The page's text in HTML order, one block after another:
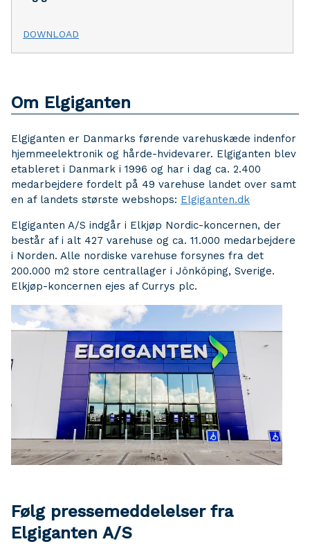
DOWNLOAD
Om Elgiganten
Elgiganten er Danmarks førende varehuskæde indenfor
hjemmeelektronik og hårde-hvidevarer. Elgiganten blev
etableret i Danmark i 1996 og har i dag ca. 2.400
medarbejdere fordelt på 49 varehuse landet over samt
en af landets største webshops: Elgiganten.dk
Elgiganten A/S indgår i Elkjøp Nordic-koncernen, der
består af i alt 427 varehuse og ca. 11.000 medarbejdere
i Norden. Alle nordiske varehuse forsynes fra det
200.000 m2 store centrallager i Jönköping, Sverige.
Elkjøp-koncernen ejes af Currys plc.
Følg pressemeddelelser fra
Elgiganten A/S